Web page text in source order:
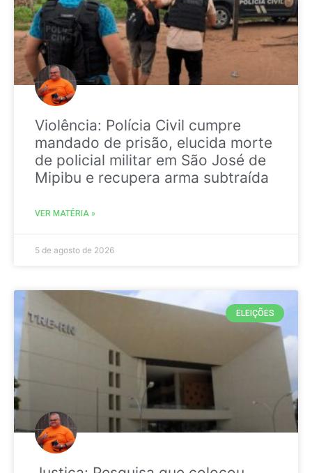
Violência: Polícia Civil cumpre
mandado de prisão, elucida morte
de policial militar em São José de
Mipibu e recupera arma subtraída
VER MATÉRIA »
5 de agosto de 2026
ELEIÇÕES